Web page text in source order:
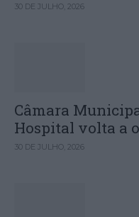
30 DE JULHO, 2026
Câmara
Hospital volta a
30 DE JULHO, 2026